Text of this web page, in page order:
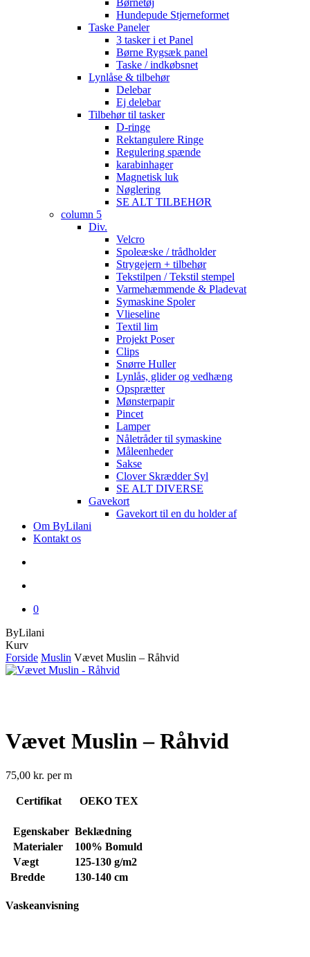
Børnetøj
Hundepude Stjerneformet
Taske Paneler
3 tasker i et Panel
Børne Rygsæk panel
Taske / indkøbsnet
Lynlåse & tilbehør
Delebar
Ej delebar
Tilbehør til tasker
D-ringe
Rektangulere Ringe
Regulering spænde
karabinhager
Magnetisk luk
Nøglering
SE ALT TILBEHØR
column 5
Div.
Velcro
Spoleæske / trådholder
Strygejern + tilbehør
Tekstilpen / Tekstil stempel
Varmehæmmende & Pladevat
Symaskine Spoler
Vlieseline
Textil lim
Projekt Poser
Clips
Snørre Huller
Lynlås, glider og vedhæng
Opsprætter
Mønsterpapir
Pincet
Lamper
Nåletråder til symaskine
Måleenheder
Sakse
Clover Skrædder Syl
SE ALT DIVERSE
Gavekort
Gavekort til en du holder af
Om ByLilani
Kontakt os
0
ByLilani
KurvClose
Cart
Forside Muslin Vævet Muslin – Råhvid
Vævet Muslin – Råhvid
75,00 kr. per m
Certifikat OEKO TEX
Egenskaber Beklædning
Materialer
100% Bomuld
Vægt
125-130 g/m2
Bredde
130-140 cm
Vaskeanvisning